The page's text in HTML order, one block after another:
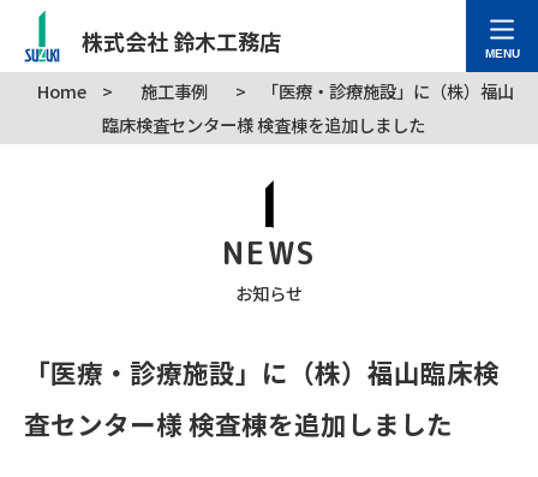
株式会社 鈴木工務店 MENU
Home > 施工事例 >
「医療・診療施設」に（株）福山
臨床検査センター様 検査棟を追加しました
NEWS
お知らせ
「医療・診療施設」に（株）福山臨床検
査センター様 検査棟を追加しました